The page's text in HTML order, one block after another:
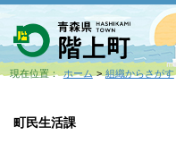
現在位置： ホーム 組織からさがす
町民生活課